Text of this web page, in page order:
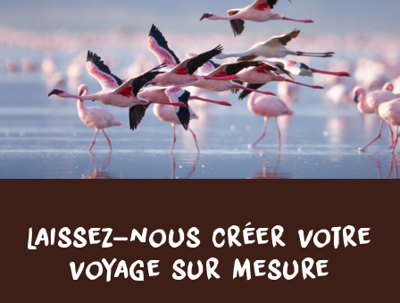
Laissez-nous créer votre
voyage sur mesure